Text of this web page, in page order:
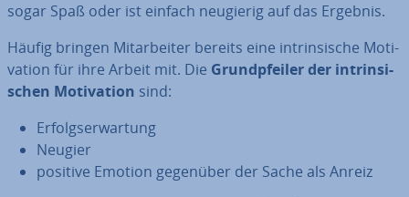
sogar Spaß oder ist einfach neugierig auf das Ergebnis.
Häufig bringen Mit­ar­bei­ter bereits eine in­trin­si­sche Mo­ti­
va­ti­on für ihre Arbeit mit. Die Grund­pfei­ler der in­trin­si­
schen Mo­ti­va­ti­on sind:
Er­folgs­er­war­tung
Neugier
positive Emotion gegenüber der Sache als Anreiz